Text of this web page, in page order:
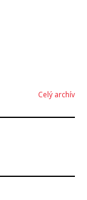
Celý archív